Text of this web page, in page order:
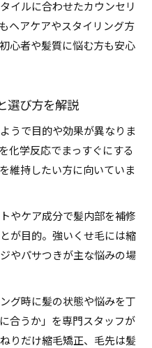
かし方をプロが解説
毛矯正のメリット
いやすさを両立する方法
髪質を活かすコツ
組み合わせが人気の理由
らかな髪質を目指す方法
むか徹底比較します
ル縮毛矯正のヒント
を選ぶ際のチェックポイ
を叶えるカウンセリング
はの提案と安心ポイント
イルに合わせたカウンセリ
ヘアケアやスタイリング方
心者や髪質に悩む方も安心
選び方を解説
うで目的や効果が異なりま
化学反応でまっすぐにする
維持したい方に向いていま
やケア成分で髪内部を補修
が目的。強いくせ毛には縮
やパサつきが主な悩みの場
グ時に髪の状態や悩みを丁
合うか」を専門スタッフが
りだけ縮毛矯正、毛先は髪